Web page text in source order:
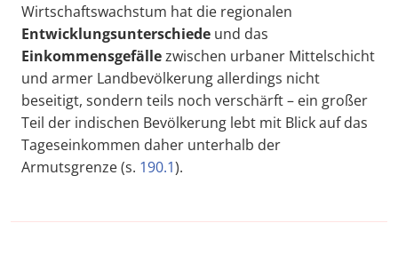
Wirtschaftswachstum hat die regionalen
Entwicklungsunterschiede und das
Einkommensgefällezwischen urbaner Mittelschicht
und armer Landbevölkerung allerdings nicht
beseitigt, sondern teils noch verschärft – ein großer
Teil der indischen Bevölkerung lebt mit Blick auf das
Tageseinkommen daher unterhalb der
Armutsgrenze (s. 190.1).